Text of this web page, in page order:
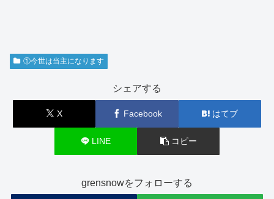
①今世は当主になります
シェアする
X Facebook はてブ
LINE コピー
grensnowをフォローする